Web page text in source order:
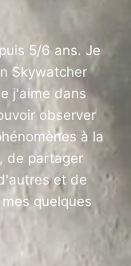
5/6 ans. Je
Skywatcher
j'aime dans
observer
à la
de partager
et de
quelques